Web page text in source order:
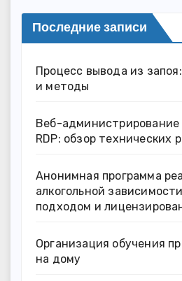
Последние записи
Процесс вывода из
и методы
Веб-администрирование
RDP: обзор технических
Анонимная программа
алкогольной
подходом и
Организация обучения
на дому